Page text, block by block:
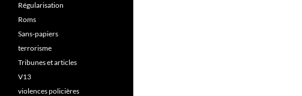
Régularisation
Roms
Sans-papiers
terrorisme
Tribunes et articles
V13
violences policières